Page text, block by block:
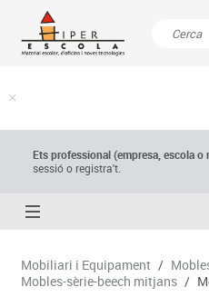
Ets professional (empresa,escola o
sessió o registra't.
Mobiliari i Equipament /
Mobles-sèrie-beech mitjans /